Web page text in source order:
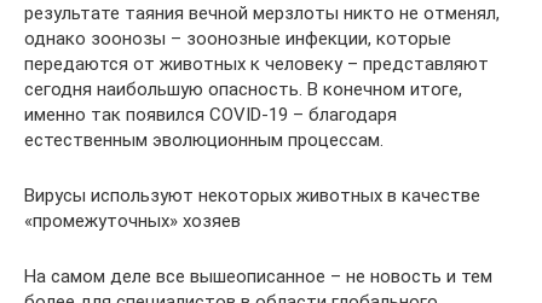
результате таяния вечной мерзлоты никто не отменял,
однако зоонозы – зоонозные инфекции, которые
передаются от животных к человеку – представляют
сегодня наибольшую опасность. В конечном итоге,
именно так появился COVID-19 – благодаря
естественным эволюционным процессам.
Вирусы используют некоторых животных в качестве
«промежуточных» хозяев
На самом деле все вышеописанное – не новость и тем